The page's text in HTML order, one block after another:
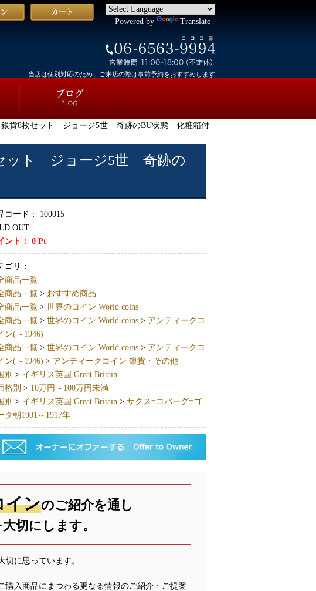
Powered by Translate
当店は個別対応のため、ご来店の際は事前予約をおすすめします
銀貨8枚セット ジョージ5世 奇跡のBU状態 化粧箱付
ット ジョージ5世 奇跡の
コード：
100015
OUT
ント： 0Pt
ゴリ：
商品一覧
商品一覧> おすすめ商品
商品一覧> 世界のコイン World coins
商品一覧> 世界のコイン World coins> アンティークコ
ン(～1946)
商品一覧> 世界のコイン World coins> アンティークコ
ン(～1946) > アンティークコイン 銀貨・その他
別 > イギリス英国 Great Britain
格別 > 10万円～100万円未満
別 > イギリス英国 Great Britain> サクス=コバーグ=ゴ
タ朝1901～1917年
インのご紹介を通し
切にします。
に思っています。
購入商品にまつわる更なる情報のご紹介・ご提案